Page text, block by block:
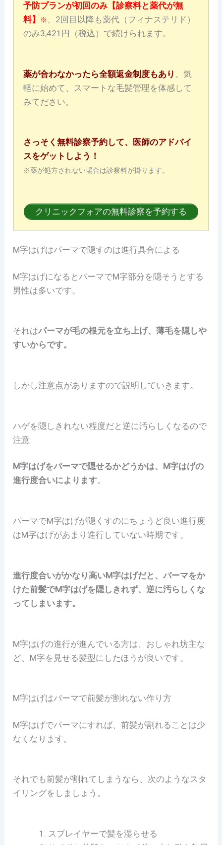
予防プランが初回のみ【診察料と薬代が無
料】
※ 、2回目以降も薬代（フィナステリド）
のみ3,421円（税込）で続けられます。
薬が合わなかったら全額返金制度もあり 。気
軽に始めて、スマートな毛髪管理を体感して
みてださい。
さっそく無料診察予約して、医師のアドバイ
スをゲットしよう！
※薬が処方されない場合は診察料が掛ります。
クリニックフォアの無料診察を予約する
M字はげはパーマで隠すのは進行具合による
M字はげになるとパーマでM字部分を隠そうとする
男性は多いです。
それはパーマが毛の根元を立ち上げ、薄毛を隠しや
すいからです。
しかし注意点がありますので説明していきます。
ハゲを隠しきれない程度だと逆に汚らしくなるので
注意
M字はげをパーマで隠せるかどうかは、M字はげの
進行度合いによります。
パーマでM字はげが隠くすのにちょうど良い進行度
はM字はげがあまり進行していない時期です。
進行度合いがかなり高いM字はげだと、パーマをか
けた前髪でM字はげを隠しきれず、逆に汚らしくな
ってしまいます。
M字はげの進行が進んでいる方は、おしゃれ坊主な
ど、M字を見せる髪型にしたほうが良いです。
M字はげはパーマで前髪が割れない作り方
M字はげでパーマにすれば、前髪が割れることは少
なくなります。
それでも前髪が割れてしまうなら、次のようなスタ
イリングをしましょう。
スプレイヤーで髪を湿らせる